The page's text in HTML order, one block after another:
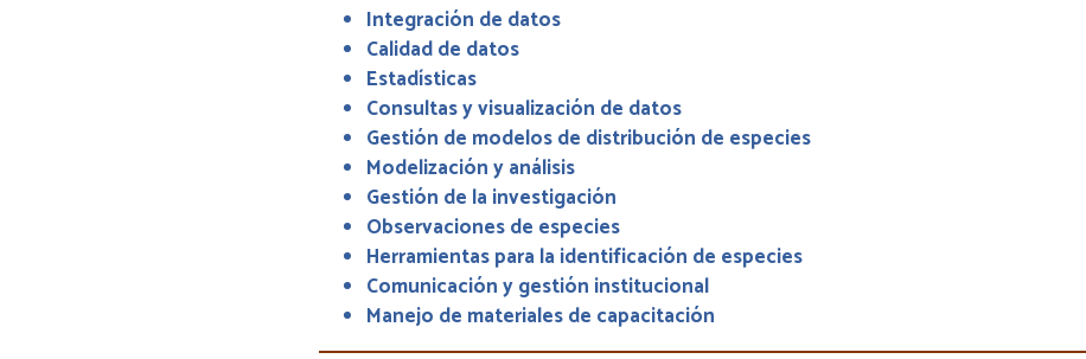
Integración de datos
Calidad de datos
Estadísticas
Consultas y visualización de datos
Gestión de modelos de distribución de especies
Modelización y análisis
Gestión de la investigación
Observaciones de especies
Herramientas para la identificación de especies
Comunicación y gestión institucional
Manejo de materiales de capacitación